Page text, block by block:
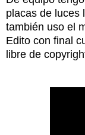
placas de luces
también uso el
Edito con final
libre de